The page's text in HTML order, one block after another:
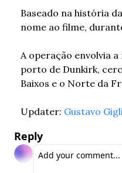
Baseado na história
A operação envolvia
porto de Dunkirk,
Baixos e o Norte da
Updater: Gustavo
Reply